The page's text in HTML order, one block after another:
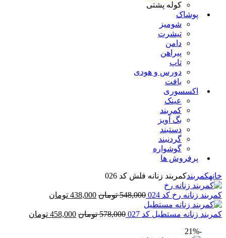
کوله پشتی
پوشاک
شومیز
تیشرت
دامن
پیراهن
تاپ
دورس و هودی
بافت
اکسسوری
عینک
کمربند
بگ آویز
دستبند
گردنبند
گوشواره
پرفروش ها
خانهکمربندکمربند زنانه فلش کد 026
کمربند زنانه رخ کد 024 548,000 تومان 438,000 تومان
کمربند زنانه مستطیل کد 027 578,000 تومان 458,000 تومان
-21%